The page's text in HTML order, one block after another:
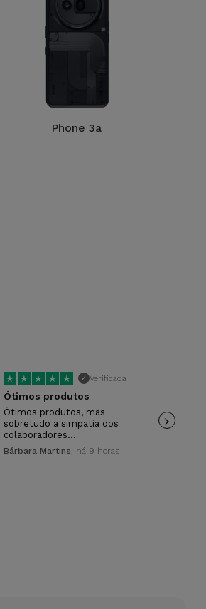
Phone 3a
★ ★ ★ ★ ★ ✓ Verificada
Ótimos produtos
Ótimos produtos, mas
sobretudo a simpatia dos
colaboradores…
Bárbara Martins, há 9 horas
›